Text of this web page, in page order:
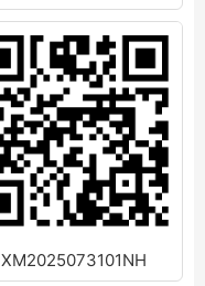
XM2025073101NH